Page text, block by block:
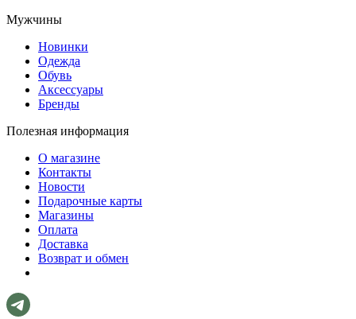
Мужчины
Новинки
Одежда
Обувь
Аксессуары
Бренды
Полезная информация
О магазине
Контакты
Новости
Подарочные карты
Магазины
Оплата
Доставка
Возврат и обмен